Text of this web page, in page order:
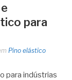
para
Pino elástico
para indústrias